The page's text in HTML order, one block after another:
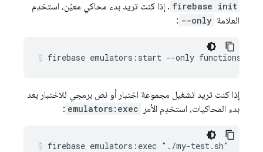
firebase init . إذا كنت تريد بدء محاكي معيّن، استخدِم
العلامة --only
:
firebase emulators:start --only functions
إذا كنت تريد تشغيل مجموعة اختبار أو نص برمجي للاختبار بعد
بدء المحاكيات، استخدِم الأمر
emulators:exec
:
firebase emulators:exec "./my-test.sh"